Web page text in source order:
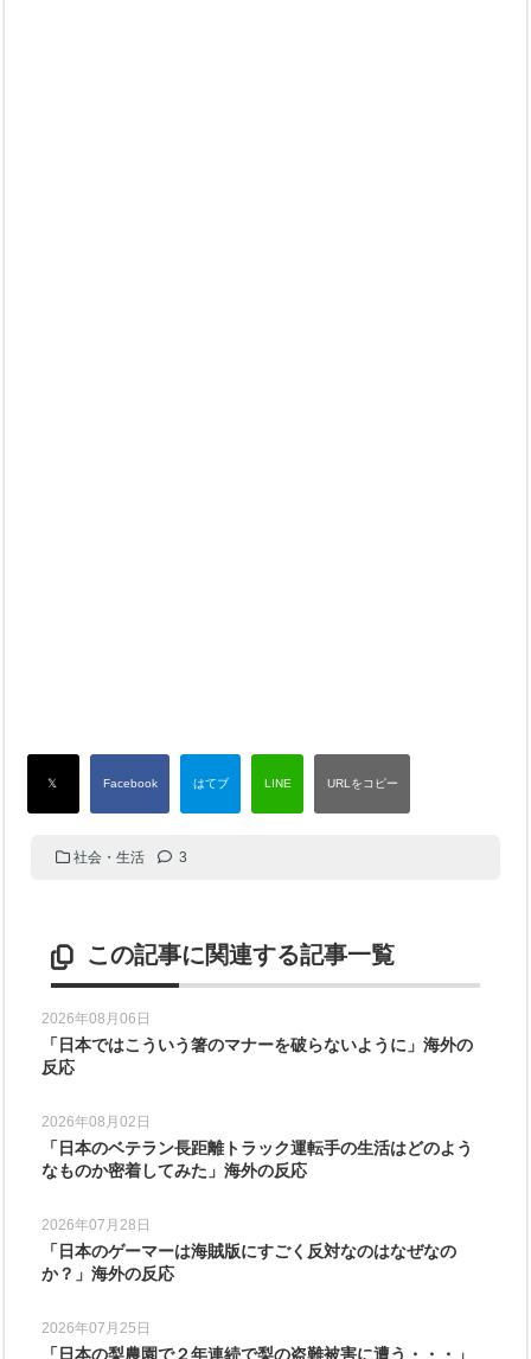
社会・生活 3
この記事に関連する記事一覧
2026年08月06日
「日本ではこういう箸のマナーを破らないように」海外の
反応
2026年08月02日
「日本のベテラン長距離トラック運転手の生活はどのよう
なものか密着してみた」海外の反応
2026年07月28日
「日本のゲーマーは海賊版にすごく反対なのはなぜなの
か？」海外の反応
2026年07月25日
「日本の梨農園で２年連続で梨の盗難被害に遭う・・・」